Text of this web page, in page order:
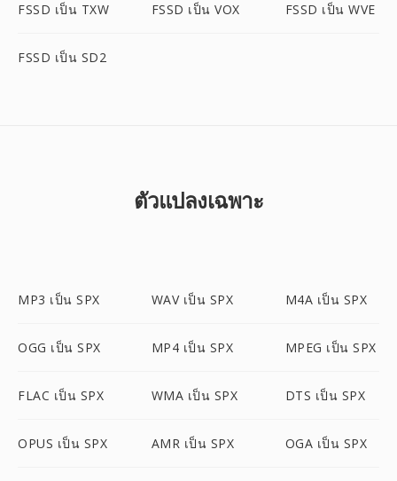
FSSD เป็น TXW FSSD เป็น VOX FSSD เป็น WVE
FSSD เป็น SD2
ตัวแปลงเฉพาะ
MP3 เป็น SPX WAV เป็น SPX M4A เป็น SPX
OGG เป็น SPX MP4 เป็น SPX MPEG เป็น SPX
FLAC เป็น SPX WMA เป็น SPX DTS เป็น SPX
OPUS เป็น SPX AMR เป็น SPX OGA เป็น SPX